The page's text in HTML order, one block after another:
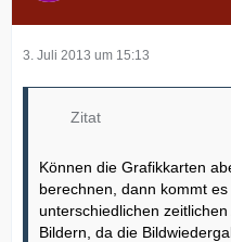
3. Juli 2013 um 15:13
Zitat
Können die Grafikkarten
berechnen, dann kommt
unterschiedlichen
Bildern, da die